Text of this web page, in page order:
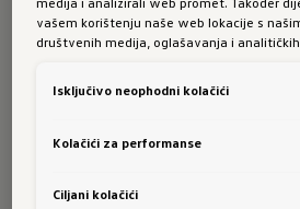
Nosači za bicikle
Krovni boxovi
Nosači za skije i snowboard
Kuke za vuču
vašem korištenju naše web lokacije s
društvenih medija, oglašavanja i
Isključivo neophodni kolačići
Kolačići za performanse
Ciljani kolačići